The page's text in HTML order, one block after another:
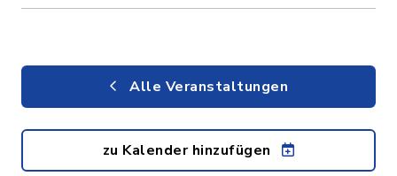
Alle Veranstaltungen
zu Kalender hinzufügen